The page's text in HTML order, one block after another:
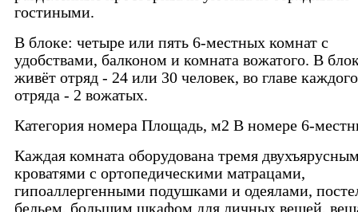
гостиными.
В блоке: четыре или пять 6-местных комнат с
удобствами, балконом и комната вожатого. В
живёт отряд - 24 или 30 человек, во главе каждого
отряда - 2 вожатых.
Категория номера Площадь, м2 В номере 6-
Каждая комната оборудована тремя
кроватями с ортопедическими матрацами,
гипоаллергенными подушками и одеялами,
бельем, большим шкафом для личных вещей,